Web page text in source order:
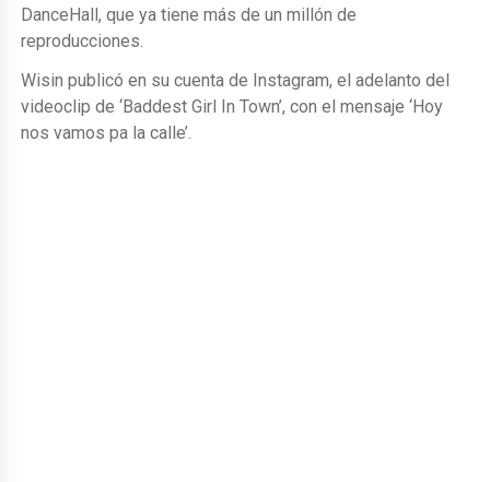
DanceHall, que ya tiene más de un millón de
reproducciones.
Wisin publicó en su cuenta de Instagram, el adelanto del
videoclip de ‘Baddest Girl In Town’, con el mensaje ‘Hoy
nos vamos pa la calle’.